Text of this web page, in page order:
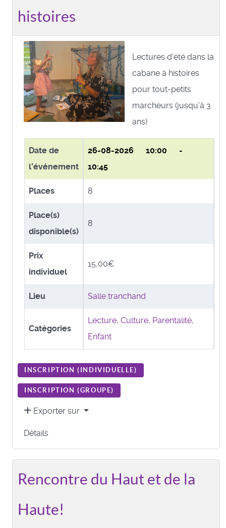
histoires
Lectures d'été dans la
cabane à histoires
pour tout-petits
marcheurs (jusqu'à 3
ans)
Date de
l'événement
26-08-2026 10:00 -
10:45
Places 8
Place(s)
disponible(s)
8
Prix
individuel
15,00€
Lieu Salle tranchand
Catégories
Lecture, Culture, Parentalité,
Enfant
INSCRIPTION ( INDIVIDUELLE)
INSCRIPTION (GROUPE)
Exporter sur
Détails
Rencontre du Haut et de la
Haute!